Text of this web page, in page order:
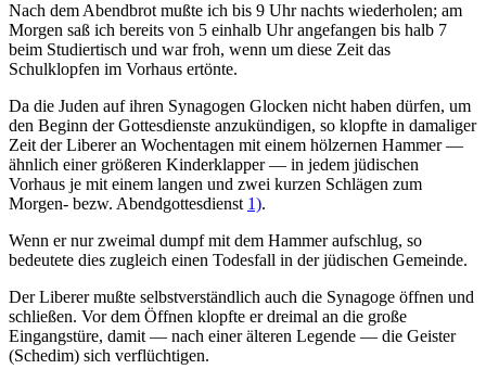
Nach dem Abendbrot mußte ich bis 9 Uhr nachts wiederholen; am
Morgen saß ich bereits von 5 einhalb Uhr angefangen bis halb 7
beim Studiertisch und war froh, wenn um diese Zeit das
Schulklopfen im Vorhaus ertönte.
Da die Juden auf ihren Synagogen Glocken nicht haben dürfen, um
den Beginn der Gottesdienste anzukündigen, so klopfte in damaliger
Zeit der Liberer an Wochentagen mit einem hölzernen Hammer —
ähnlich einer größeren Kinderklapper — in jedem jüdischen
Vorhaus je mit einem langen und zwei kurzen Schlägen zum
Morgen- bezw. Abendgottesdienst 1).
Wenn er nur zweimal dumpf mit dem Hammer aufschlug, so
bedeutete dies zugleich einen Todesfall in der jüdischen Gemeinde.
Der Liberer mußte selbstverständlich auch die Synagoge öffnen und
schließen. Vor dem Öffnen klopfte er dreimal an die große
Eingangstüre, damit — nach einer älteren Legende — die Geister
(Schedim) sich verflüchtigen.